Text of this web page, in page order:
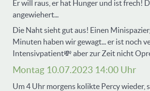
Er will raus, er hat Hunger und ist frech!
angewiehert...
Die Naht sieht gut aus! Einen
Minuten haben wir gewagt... er ist noch
Intensivpatient💸 aber zur Zeit nicht
Montag 10.07.2023 14:00 Uhr
Um 4 Uhr morgens kolikte Percy wieder,